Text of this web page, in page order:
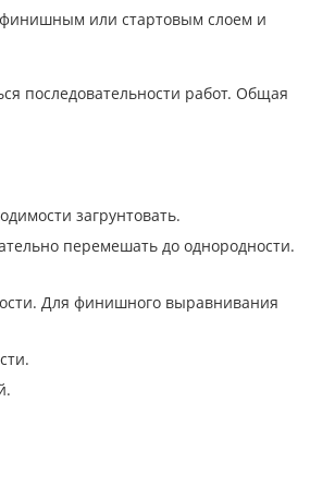
финишным или стартовым слоем и
последовательности работ. Общая
загрунтовать.
перемешать до однородности.
Для финишного выравнивания